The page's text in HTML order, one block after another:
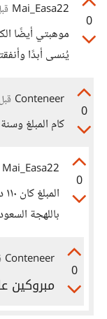
0
Mai_Easa22 قبل
موهبتي أيضًا
يُنسى أبدًا
0
Conteneer قبل 8 أشهر
كام المبلغ
0
Mai_Easa22
باللهجة
0
Conteneer
مبروكين